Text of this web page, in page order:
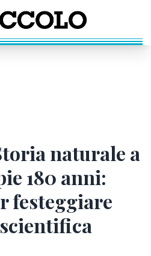
naturale a
180 anni:
festeggiare